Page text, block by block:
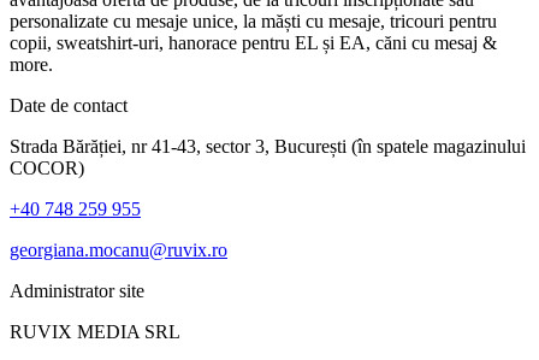
personalizate cu mesaje unice, la măști cu mesaje, tricouri pentru
copii, sweatshirt-uri, hanorace pentru EL și EA, căni cu mesaj &
more.
Date de contact
Strada Bărăției, nr 41-43, sector 3, București (în spatele magazinului
COCOR)
+40 748 259 955
georgiana.mocanu@ruvix.ro
Administrator site
RUVIX MEDIA SRL